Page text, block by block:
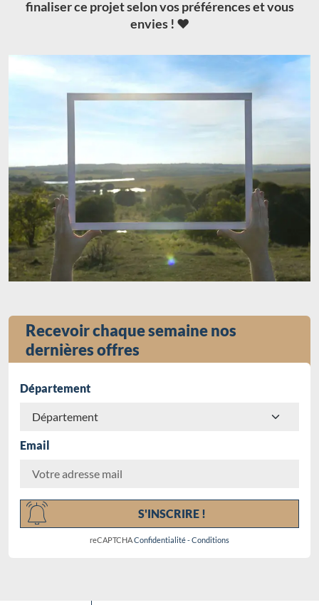
finaliser ce projet selon vos préférences et vous
envies ! ❤️
Recevoir chaque semaine nos
dernières offres
Département
Email
S'INSCRIRE !
reCAPTCHAConfidentialité-Conditions